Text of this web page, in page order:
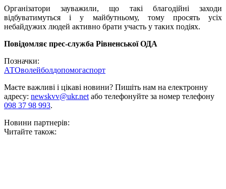
Організатори зауважили, що такі благодійні заходи
відбуватимуться і у майбутньому, тому просять усіх
небайдужих людей активно брати участь у таких подіях.
Повідомляє прес-служба Рівненської ОДА
Позначки:
АТОволейболдопомогаспорт
Маєте важливі і цікаві новини? Пишіть нам на електронну
адресу: newskvv@ukr.netабо телефонуйте за номер телефону
098 37 98 993.
Новини партнерів:
Читайте також: